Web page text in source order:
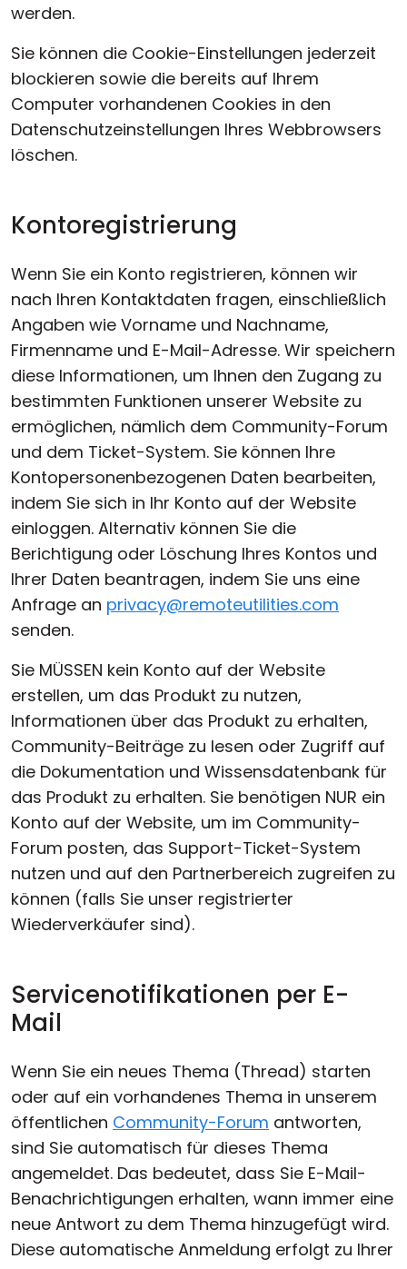
werden.
Sie können die Cookie-Einstellungen jederzeit
blockieren sowie die bereits auf Ihrem
Computer vorhandenen Cookies in den
Datenschutzeinstellungen Ihres Webbrowsers
löschen.
Kontoregistrierung
Wenn Sie ein Konto registrieren, können wir
nach Ihren Kontaktdaten fragen, einschließlich
Angaben wie Vorname und Nachname,
Firmenname und E-Mail-Adresse. Wir speichern
diese Informationen, um Ihnen den Zugang zu
bestimmten Funktionen unserer Website zu
ermöglichen, nämlich dem Community-Forum
und dem Ticket-System. Sie können Ihre
Kontopersonenbezogenen Daten bearbeiten,
indem Sie sich in Ihr Konto auf der Website
einloggen. Alternativ können Sie die
Berichtigung oder Löschung Ihres Kontos und
Ihrer Daten beantragen, indem Sie uns eine
Anfrage an privacy@remoteutilities.com
senden.
Sie MÜSSEN kein Konto auf der Website
erstellen, um das Produkt zu nutzen,
Informationen über das Produkt zu erhalten,
Community-Beiträge zu lesen oder Zugriff auf
die Dokumentation und Wissensdatenbank für
das Produkt zu erhalten. Sie benötigen NUR ein
Konto auf der Website, um im Community-
Forum posten, das Support-Ticket-System
nutzen und auf den Partnerbereich zugreifen zu
können (falls Sie unser registrierter
Wiederverkäufer sind).
Servicenotifikationen per E-
Mail
Wenn Sie ein neues Thema (Thread) starten
oder auf ein vorhandenes Thema in unserem
öffentlichen Community-Forum antworten,
sind Sie automatisch für dieses Thema
angemeldet. Das bedeutet, dass Sie E-Mail-
Benachrichtigungen erhalten, wann immer eine
neue Antwort zu dem Thema hinzugefügt wird.
Diese automatische Anmeldung erfolgt zu Ihrer